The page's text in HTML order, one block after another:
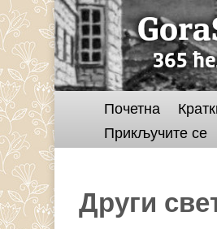
Почетна
Прикључите се
Други